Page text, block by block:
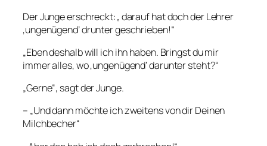
Der Junge erschreckt:„ darauf hat doch der Lehrer
‚ungenügend’ drunter geschrieben!“
„Eben deshalb will ich ihn haben. Bringst du mir
immer alles, wo ‚ungenügend’ darunter steht?“
„Gerne“, sagt der Junge.
– „Und dann möchte ich zweitens von dir Deinen
Milchbecher“